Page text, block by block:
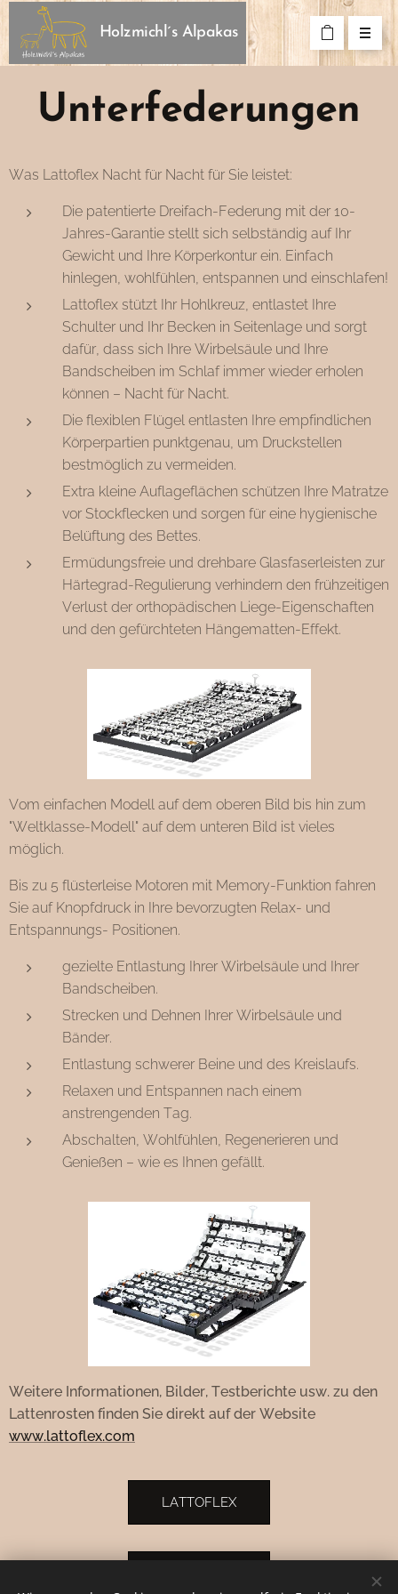
Holzmichl´s Alpakas
Unterfederungen
Was Lattoflex Nacht für Nacht für Sie leistet:
Die patentierte Dreifach-Federung mit der 10-
Jahres-Garantie stellt sich selbständig auf Ihr
Gewicht und Ihre Körperkontur ein. Einfach
hinlegen, wohlfühlen, entspannen und einschlafen!
Lattoflex stützt Ihr Hohlkreuz, entlastet Ihre
Schulter und Ihr Becken in Seitenlage und sorgt
dafür, dass sich Ihre Wirbelsäule und Ihre
Bandscheiben im Schlaf immer wieder erholen
können – Nacht für Nacht.
Die flexiblen Flügel entlasten Ihre empfindlichen
Körperpartien punktgenau, um Druckstellen
bestmöglich zu vermeiden.
Extra kleine Auflageflächen schützen Ihre Matratze
vor Stockflecken und sorgen für eine hygienische
Belüftung des Bettes.
Ermüdungsfreie und drehbare Glasfaserleisten zur
Härtegrad-Regulierung verhindern den frühzeitigen
Verlust der orthopädischen Liege-Eigenschaften
und den gefürchteten Hängematten-Effekt.
Vom einfachen Modell auf dem oberen Bild bis hin zum
"Weltklasse-Modell" auf dem unteren Bild ist vieles
möglich.
Bis zu 5 flüsterleise Motoren mit Memory-Funktion fahren
Sie auf Knopfdruck in Ihre bevorzugten Relax- und
Entspannungs- Positionen.
gezielte Entlastung Ihrer Wirbelsäule und Ihrer
Bandscheiben.
Strecken und Dehnen Ihrer Wirbelsäule und
Bänder.
Entlastung schwerer Beine und des Kreislaufs.
Relaxen und Entspannen nach einem
anstrengenden Tag.
Abschalten, Wohlfühlen, Regenerieren und
Genießen – wie es Ihnen gefällt.
Weitere Informationen, Bilder, Testberichte usw. zu den
Lattenrosten finden Sie direkt auf der Website
www.lattoflex.com
LATTOFLEX